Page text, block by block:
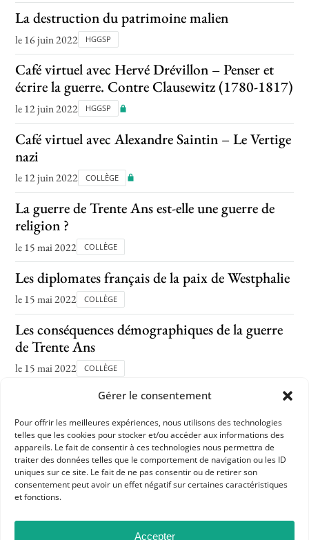
Gérer le consentement
Pour offrir les meilleures expériences, nous utilisons des technologies
telles que les cookies pour stocker et/ou accéder aux informations des
appareils. Le fait de consentir à ces technologies nous permettra de
traiter des données telles que le comportement de navigation ou les ID
uniques sur ce site. Le fait de ne pas consentir ou de retirer son
consentement peut avoir un effet négatif sur certaines caractéristiques
et fonctions.
Accepter
La destruction du patrimoine malien
le 16 juin 2022 HGGSP
Café virtuel avec Hervé Drévillon – Penser et
écrire la guerre. Contre Clausewitz (1780-1817)
le 12 juin 2022 HGGSP
Café virtuel avec Alexandre Saintin – Le Vertige
nazi
le 12 juin 2022 COLLÈGE
La guerre de Trente Ans est-elle une guerre de
religion ?
le 15 mai 2022 COLLÈGE
Les diplomates français de la paix de Westphalie
le 15 mai 2022 COLLÈGE
Les conséquences démographiques de la guerre
de Trente Ans
le 15 mai 2022 COLLÈGE
Les clauses de la paix de Westphalie
le 15 mai 2022 COLLÈGE
Les armées de la guerre de Trente Ans
le 15 mai 2022 COLLÈGE